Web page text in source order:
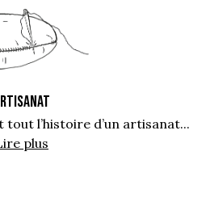
tout l’histoire d’un artisanat...
plus